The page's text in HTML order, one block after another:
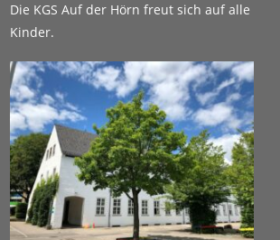
Die KGS Auf der Hörn freut sich auf alle
Kinder.